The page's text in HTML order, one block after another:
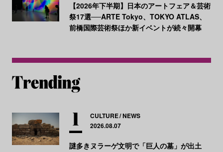
【2026年下半期】日本のアートフェア＆芸術
祭17選──ARTE Tokyo、TOKYO ATLAS、
前橋国際芸術祭ほか新イベントが続々開幕
CULTURE NEWS
2026.08.07
謎多きヌラーゲ文明で「巨人の墓」が出土